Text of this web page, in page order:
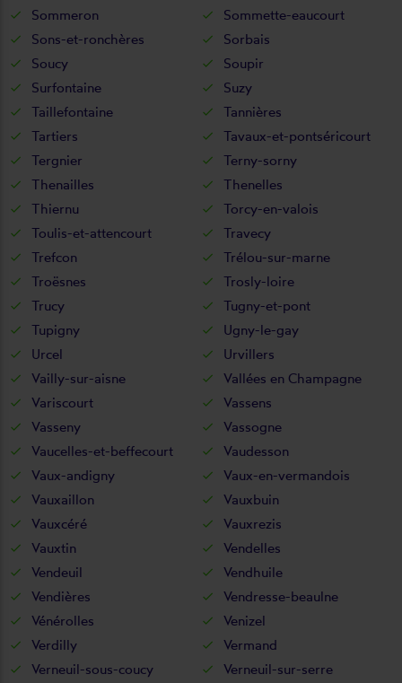
Sommeron
Sommette-eaucourt
Sons-et-ronchères
Sorbais
Soucy
Soupir
Surfontaine
Suzy
Taillefontaine
Tannières
Tartiers
Tavaux-et-pontséricourt
Tergnier
Terny-sorny
Thenailles
Thenelles
Thiernu
Torcy-en-valois
Toulis-et-attencourt
Travecy
Trefcon
Trélou-sur-marne
Troësnes
Trosly-loire
Trucy
Tugny-et-pont
Tupigny
Ugny-le-gay
Urcel
Urvillers
Vailly-sur-aisne
Vallées en Champagne
Variscourt
Vassens
Vasseny
Vassogne
Vaucelles-et-beffecourt
Vaudesson
Vaux-andigny
Vaux-en-vermandois
Vauxaillon
Vauxbuin
Vauxcéré
Vauxrezis
Vauxtin
Vendelles
Vendeuil
Vendhuile
Vendières
Vendresse-beaulne
Vénérolles
Venizel
Verdilly
Vermand
Verneuil-sous-coucy
Verneuil-sur-serre